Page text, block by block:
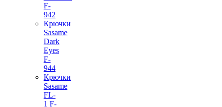
F-
942
Крючки
Sasame
Dark
Eyes
F-
944
Крючки
Sasame
FL-
1 F-